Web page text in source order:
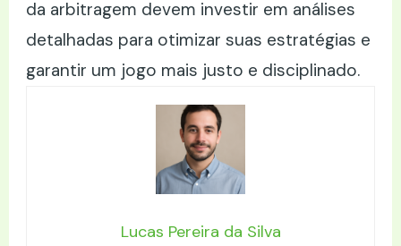
da arbitragem devem investir em análises
detalhadas para otimizar suas estratégias e
garantir um jogo mais justo e disciplinado.
Lucas Pereira da Silva